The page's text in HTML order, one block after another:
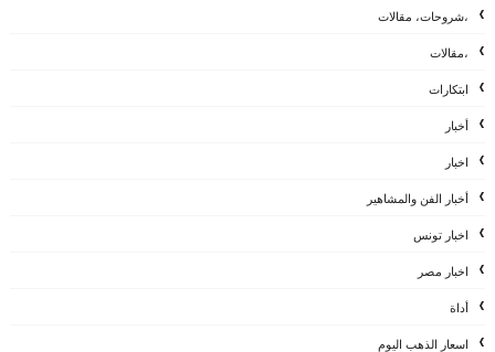
،شروحات، مقالات
،مقالات
ابتكارات
أخبار
اخبار
أخبار الفن والمشاهير
اخبار تونس
اخبار مصر
أداة
اسعار الذهب اليوم